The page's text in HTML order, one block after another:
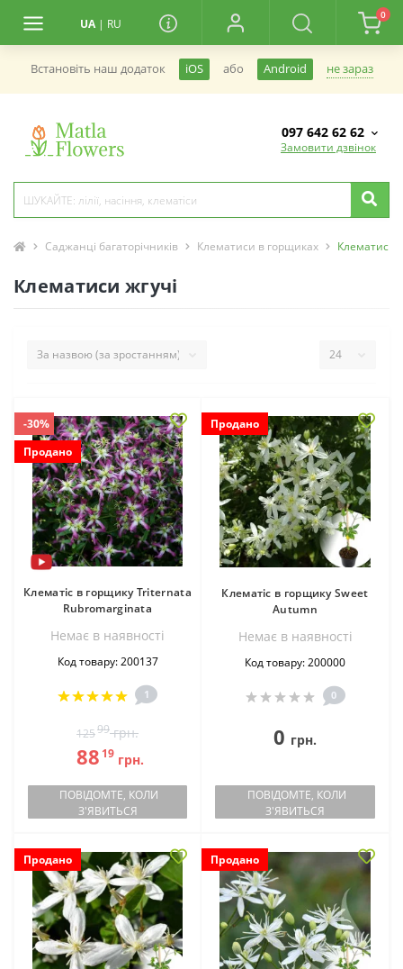
UA | RU
0
Встановiть наш додаток iOS або Android не зараз
097 642 62 62
Замовити дзвінок
Саджанці багаторічників Клематиси в горщиках Клематиси
Клематиси жгучі
-30%
Продано
Клематіс в горщику Triternata
Rubromarginata
Немає в наявностi
Код товару: 200137
1
12599грн.
88 19грн.
ПОВІДОМТЕ, КОЛИ
З'ЯВИТЬСЯ
Продано
Клематіс в горщику Sweet
Autumn
Немає в наявностi
Код товару: 200000
0
0 грн.
ПОВІДОМТЕ, КОЛИ
З'ЯВИТЬСЯ
Продано Продано